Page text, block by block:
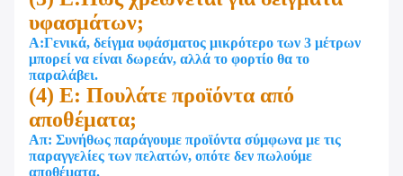
υφασμάτων;
Α:Γενικά, δείγμα υφάσματος μικρότερο των 3 μέτρων
μπορεί να είναι δωρεάν, αλλά το φορτίο θα το
παραλάβει.
(4) Ε: Πουλάτε προϊόντα από
αποθέματα;
Απ: Συνήθως παράγουμε προϊόντα σύμφωνα με τις
παραγγελίες των πελατών, οπότε δεν πωλούμε
αποθέματα.